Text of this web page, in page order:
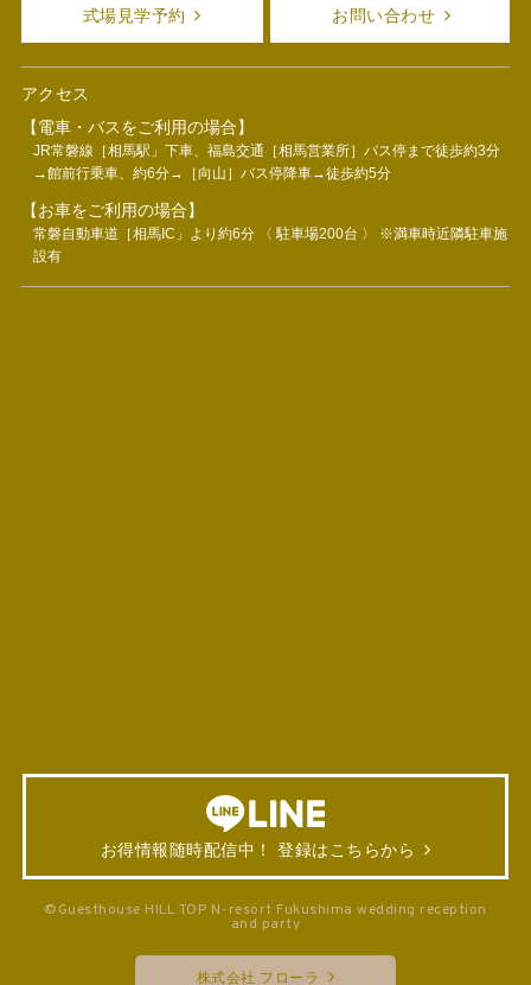
式場見学予約 お問い合わせ
アクセス
【電車・バスをご利用の場合】
JR常磐線［相馬駅」下車、福島交通［相馬営業所］バス停まで徒歩約3分
→館前行乗車、約6分→［向山］バス停降車→徒歩約5分
【お車をご利用の場合】
常磐自動車道［相馬IC」より約6分 〈 駐車場200台 〉 ※満車時近隣駐車施
設有
お得情報随時配信中！ 登録はこちらから
©Guesthouse HILL TOP N-resort Fukushima wedding reception
and party
株式会社 フローラ